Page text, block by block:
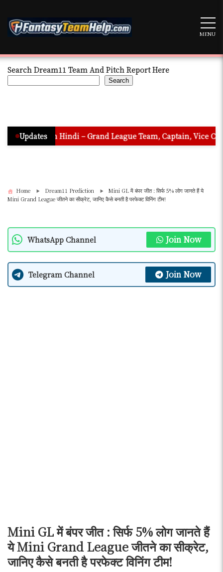
content
MENU
Search Dream11 Team And Pitch Report Here
Search
Updates
In Hindi – Grand League Team, Captain, Vice Captain &
Home Dream11 Prediction
Mini GL में बंपर जीत : सिर्फ 5% लोग जानते हैं ये
Mini Grand League जीतने का सीक्रेट, जानिए कैसे बनती है परफेक्ट विनिंग टीम!
WhatsApp Channel Join Now
Telegram Channel Join Now
Mini GL में बंपर जीत : सिर्फ 5% लोग जानते हैं
ये Mini Grand League जीतने का सीक्रेट,
जानिए कैसे बनती है परफेक्ट विनिंग टीम!